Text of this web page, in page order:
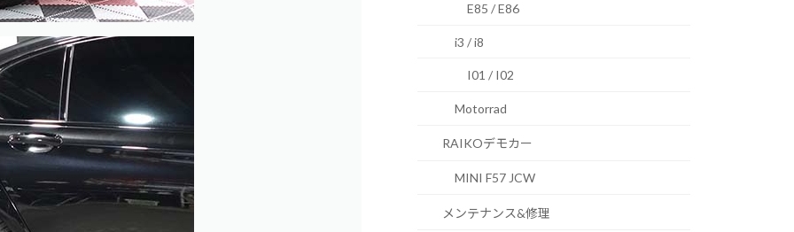
E85 / E86
i3 / i8
I01 / I02
Motorrad
RAIKOデモカー
MINI F57 JCW
メンテナンス&修理